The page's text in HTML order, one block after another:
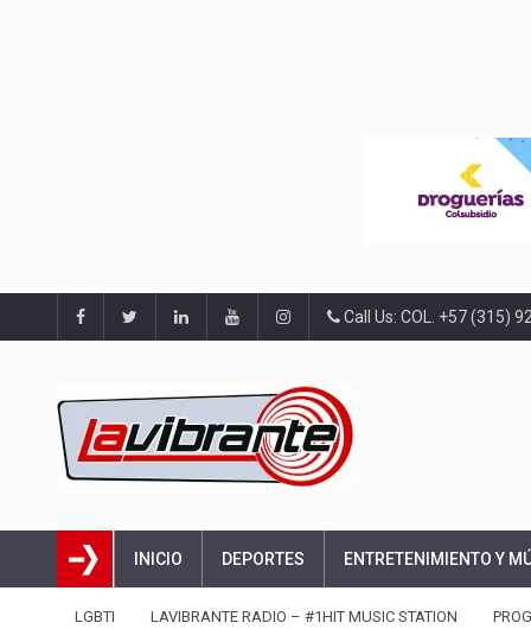
Call Us: COL. +57 (315)
INICIO DEPORTES ENTRETENIMIENTO Y
LGBTI LAVIBRANTE RADIO – #1HIT MUSIC STATION